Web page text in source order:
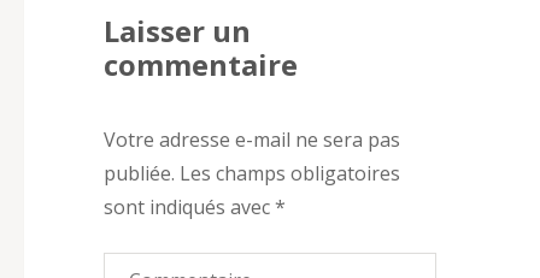
Laisser un
commentaire
Votre adresse e-mail ne sera pas
publiée. Les champs obligatoires
sont indiqués avec*